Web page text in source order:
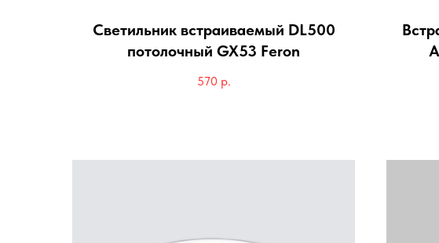
Светильник встраиваемый DL500
потолочный GX53 Feron
570 р.